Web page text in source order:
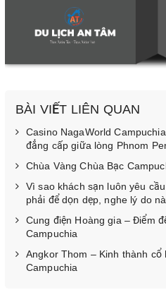
BÀI VIẾT LIÊN QUAN
Casino NagaWorld
đẳng cấp giữa lòng Phnom
Chùa Vàng Chùa Bạc
Vì sao khách sạn luôn yêu
phải để dọn dẹp, nghe lý do
Cung điện Hoàng gia – Điểm
Campuchia
Angkor Thom – Kinh thành
Campuchia